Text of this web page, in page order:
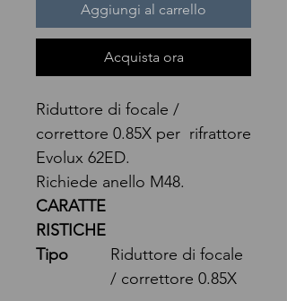
Aggiungi al carrello
Acquista ora
Riduttore di focale /
correttore 0.85X per rifrattore
Evolux 62ED.
Richiede anello M48.
CARATTE
RISTICHE
Tipo
Riduttore di focale
/ correttore 0.85X